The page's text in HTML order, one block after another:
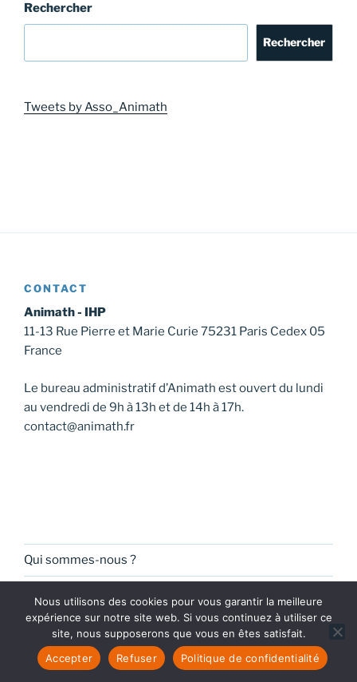
Rechercher
Rechercher
Tweets by Asso_Animath
CONTACT
Animath - IHP
11-13 Rue Pierre et Marie Curie 75231 Paris Cedex 05
France
Le bureau administratif d’Animath est ouvert du lundi
au vendredi de 9h à 13h et de 14h à 17h.
contact@animath.fr
Qui sommes-nous ?
Adhésion / Don
Actualités
Nous utilisons des cookies pour vous garantir la meilleure
expérience sur notre site web. Si vous continuez à utiliser ce
site, nous supposerons que vous en êtes satisfait.
Accepter
Refuser Politique de confidentialité